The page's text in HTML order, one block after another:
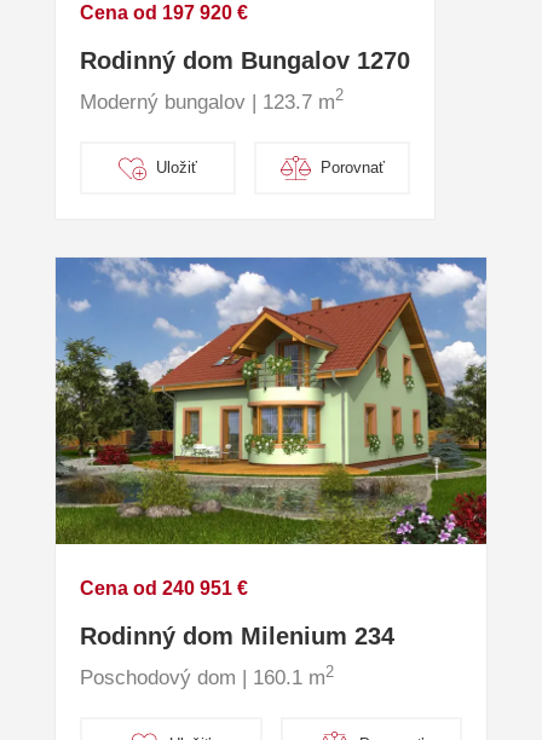
Cena od 197 920 €
Rodinný dom Bungalov 1270
Moderný bungalov | 123.7 m2
Uložiť Porovnať
Cena od 240 951 €
Rodinný dom Milenium 234
Poschodový dom | 160.1 m2